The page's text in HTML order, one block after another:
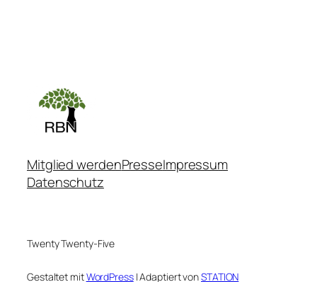
Mitglied werdenPresseImpressum
Datenschutz
Twenty Twenty-Five
Gestaltet mitWordPress| Adaptiert vonSTATION